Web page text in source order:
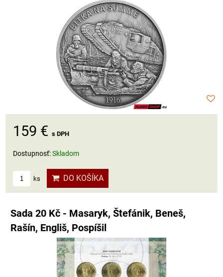
159 € s DPH
Dostupnosť:Skladom
ks DO KOŠÍKA
Sada 20 Kč - Masaryk, Štefánik, Beneš,
Rašín, Engliš, Pospíšil